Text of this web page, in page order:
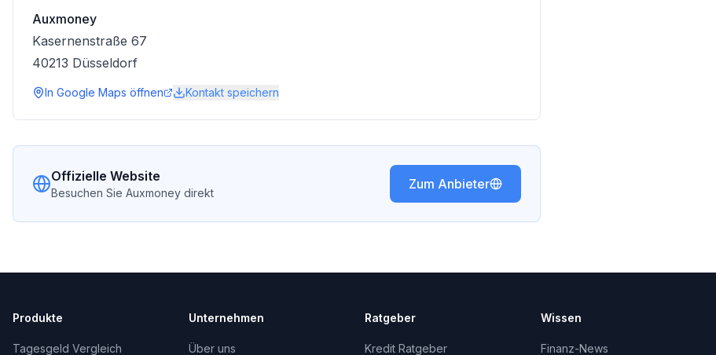
Auxmoney
Kasernenstraße 67
40213 Düsseldorf
In Google Maps öffnen Kontakt speichern
Offizielle Website
Besuchen Sie Auxmoney direkt
Zum Anbieter
Produkte
Tagesgeld Vergleich
Unternehmen
Über uns
Ratgeber
Kredit Ratgeber
Wissen
Finanz-News